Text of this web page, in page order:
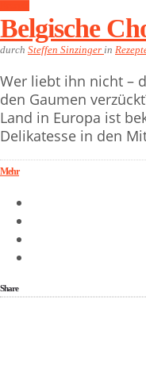
Belgische
durch Steffen Sinzinger in
Wer liebt ihn nicht –
den Gaumen
Land in Europa ist
Delikatesse in den
Mehr
Share